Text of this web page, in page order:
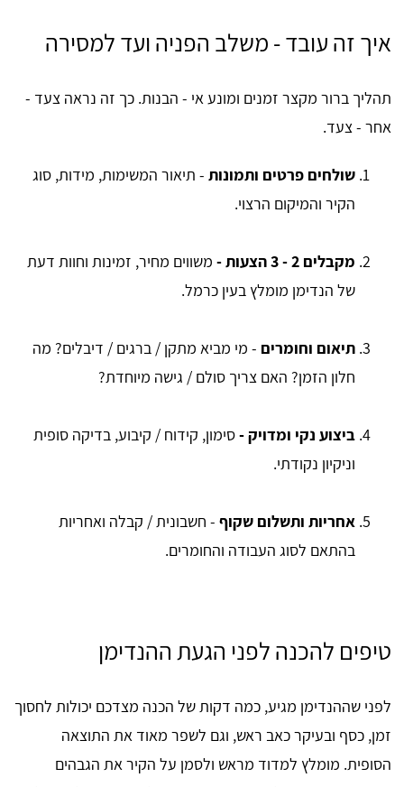
איך זה עובד - משלב הפניה ועד למסירה
תהליך ברור מקצר זמנים ומונע אי - הבנות. כך זה נראה צעד -
אחר - צעד.
שולחים פרטים ותמונות - תיאור המשימות, מידות, סוג
הקיר והמיקום הרצוי.
מקבלים 2 - 3 הצעות -
משווים מחיר, זמינות וחוות דעת
של הנדימן מומלץ בעין כרמל.
תיאום וחומרים - מי מביא מתקן / ברגים / דיבלים? מה
חלון הזמן? האם צריך סולם / גישה מיוחדת?
ביצוע נקי ומדויק -סימון, קידוח / קיבוע, בדיקה סופית
וניקיון נקודתי.
אחריות ותשלום שקוף - חשבונית / קבלה ואחריות
בהתאם לסוג העבודה והחומרים.
טיפים להכנה לפני הגעת ההנדימן
לפני שההנדימן מגיע, כמה דקות של הכנה מצדכם יכולות לחסוך
זמן, כסף ובעיקר כאב ראש, וגם לשפר מאוד את התוצאה
הסופית. מומלץ למדוד מראש ולסמן על הקיר את הגבהים